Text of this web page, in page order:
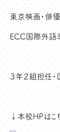
東京映画
ECC国
３年２組担任
↓本校HPはこ